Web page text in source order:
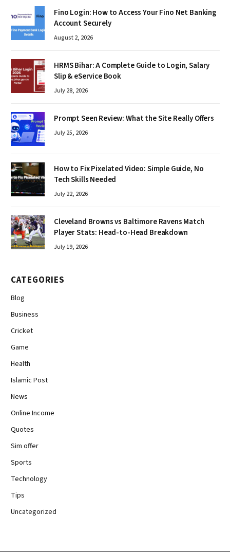
Fino Login: How to Access Your Fino Net Banking
Account Securely
August 2, 2026
HRMS Bihar: A Complete Guide to Login, Salary
Slip & eService Book
July 28, 2026
Prompt Seen Review: What the Site Really Offers
July 25, 2026
How to Fix Pixelated Video: Simple Guide, No
Tech Skills Needed
July 22, 2026
Cleveland Browns vs Baltimore Ravens Match
Player Stats: Head-to-Head Breakdown
July 19, 2026
CATEGORIES
Blog
Business
Cricket
Game
Health
Islamic Post
News
Online Income
Quotes
Sim offer
Sports
Technology
Tips
Uncategorized